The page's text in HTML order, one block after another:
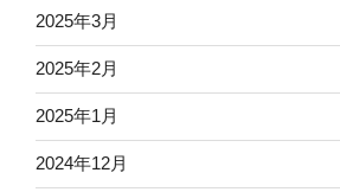
2025年3月
2025年2月
2025年1月
2024年12月